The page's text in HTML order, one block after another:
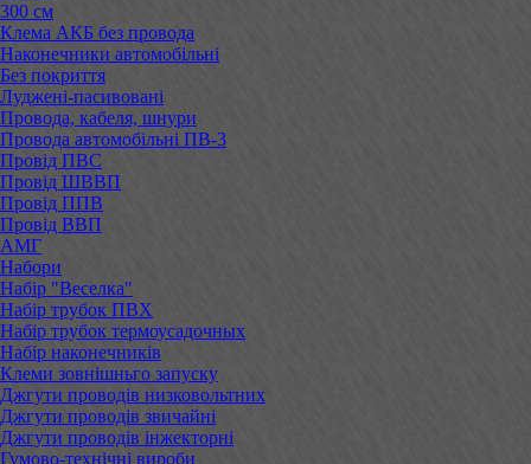
300 см
Клема АКБ без провода
Наконечники автомобільні
Без покриття
Луджені-пасивовані
Провода, кабеля, шнури
Провода автомобільні ПВ-3
Провід ПВС
Провід ШВВП
Провід ППВ
Провід ВВП
АМГ
Набори
Набір "Веселка"
Набір трубок ПВХ
Набір трубок термоусадочных
Набір наконечників
Клеми зовнішньго запуску
Джгути проводів низковольтних
Джгути проводів звичайні
Джгути проводів інжекторні
Гумово-технічні вироби